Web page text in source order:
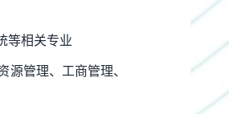
等相关专业
管理、工商管理、